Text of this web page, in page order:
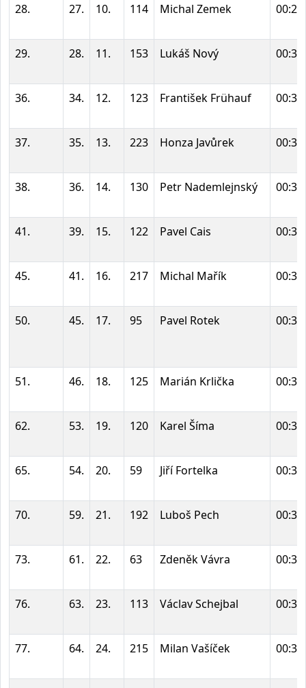
28. 27. 10. 114 Michal Zemek
29. 28. 11. 153 Lukáš Nový
36. 34. 12. 123 František Frühauf
37. 35. 13. 223 Honza Javůrek
38. 36. 14. 130 Petr Nademlejnský
41. 39. 15. 122 Pavel Cais
45. 41. 16. 217 Michal Mařík
50. 45. 17. 95 Pavel Rotek
51. 46. 18. 125 Marián Krlička
62. 53. 19. 120 Karel Šíma
65. 54. 20. 59 Jiří Fortelka
70. 59. 21. 192 Luboš Pech
73. 61. 22. 63 Zdeněk Vávra
76. 63. 23. 113 Václav Schejbal
77. 64. 24. 215 Milan Vašíček